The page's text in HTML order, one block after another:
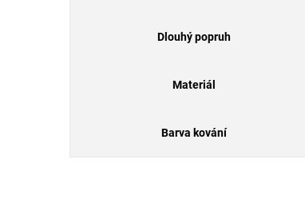
Dlouhý popruh
Materiál
Barva kování